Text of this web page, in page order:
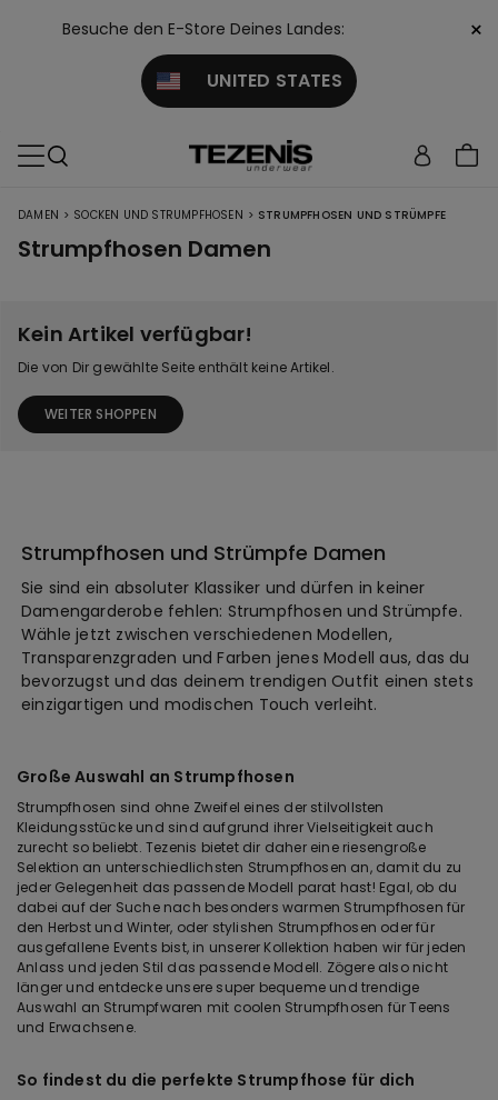
Besuche den E-Store Deines Landes:
UNITED STATES
×
DAMEN > SOCKEN UND STRUMPFHOSEN > STRUMPFHOSEN UND STRÜMPFE
Strumpfhosen Damen
Kein Artikel verfügbar!
Die von Dir gewählte Seite enthält keine Artikel.
WEITER SHOPPEN
Strumpfhosen und Strümpfe Damen
Sie sind ein absoluter Klassiker und dürfen in keiner
Damengarderobe fehlen: Strumpfhosen und Strümpfe.
Wähle jetzt zwischen verschiedenen Modellen,
Transparenzgraden und Farben jenes Modell aus, das du
bevorzugst und das deinem trendigen Outfit einen stets
einzigartigen und modischen Touch verleiht.
Große Auswahl an Strumpfhosen
Strumpfhosen sind ohne Zweifel eines der stilvollsten
Kleidungsstücke und sind aufgrund ihrer Vielseitigkeit auch
zurecht so beliebt. Tezenis bietet dir daher eine riesengroße
Selektion an unterschiedlichsten Strumpfhosen an, damit du zu
jeder Gelegenheit das passende Modell parat hast! Egal, ob du
dabei auf der Suche nach besonders warmen Strumpfhosen für
den Herbst und Winter, oder stylishen Strumpfhosen oder für
ausgefallene Events bist, in unserer Kollektion haben wir für jeden
Anlass und jeden Stil das passende Modell. Zögere also nicht
länger und entdecke unsere super bequeme und trendige
Auswahl an Strumpfwaren mit coolen Strumpfhosen für Teens
und Erwachsene.
So findest du die perfekte Strumpfhose für dich